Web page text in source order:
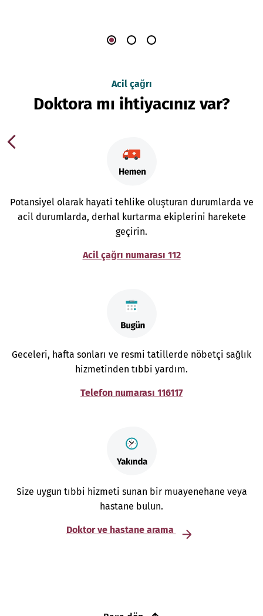
Acil çağrı
Doktora mı ihtiyacınız var?
Potansiyel olarak hayati tehlike oluşturan durumlarda ve
acil durumlarda, derhal kurtarma ekiplerini harekete
geçirin.
Acil çağrı numarası 112
Geceleri, hafta sonları ve resmi tatillerde nöbetçi sağlık
hizmetinden tıbbi yardım.
Telefon numarası 116117
Size uygun tıbbi hizmeti sunan bir muayenehane veya
hastane bulun.
Doktor ve hastane arama